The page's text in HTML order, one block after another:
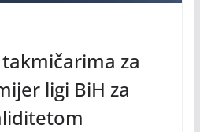
za
ligi BiH za